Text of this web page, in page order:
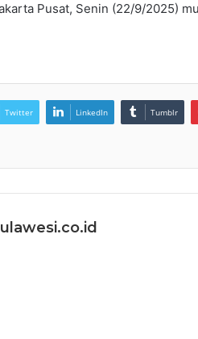
Pusat, Senin (22/9/2025)
Twitter LinkedIn Tumblr